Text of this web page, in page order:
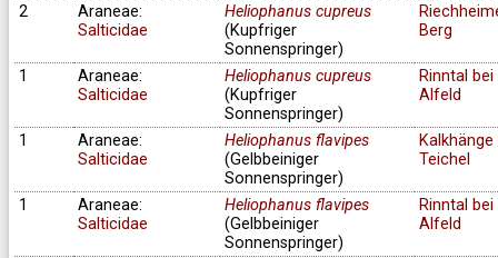
2
Araneae:
Salticidae
Heliophanus cupreus
(Kupfriger
Sonnenspringer)
Berg
1
Araneae:
Salticidae
Heliophanus cupreus
(Kupfriger
Sonnenspringer)
Rinntal bei
Alfeld
1
Araneae:
Salticidae
Heliophanus flavipes
(Gelbbeiniger
Sonnenspringer)
Kalkhänge
Teichel
1
Araneae:
Salticidae
Heliophanus flavipes
(Gelbbeiniger
Sonnenspringer)
Rinntal bei
Alfeld